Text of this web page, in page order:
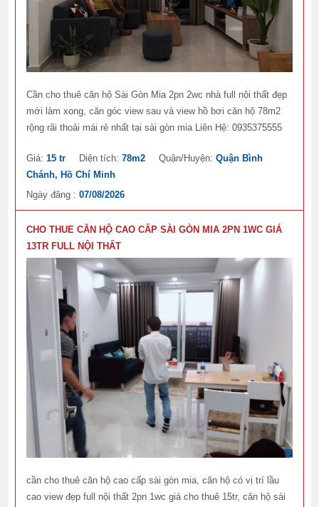
Cần cho thuê căn hộ Sài Gòn Mia 2pn 2wc nhà full nội thất đẹp
mới làm xong, căn góc view sau và view hồ bơi căn hộ 78m2
rộng rãi thoải mái rẻ nhất tại sài gòn mia Liên Hệ: 0935375555
Giá:15 tr Diện tích:78m2 Quận/Huyện:Quận Bình
Chánh, Hồ Chí Minh
Ngày đăng :07/08/2026
CHO THUE CĂN HỘ CAO CẤP SÀI GÒN MIA 2PN 1WC GIÁ
13TR FULL NỘI THẤT
cần cho thuê căn hộ cao cấp sài gòn mia, căn hộ có vị trí lầu
cao view đẹp full nội thất 2pn 1wc giá cho thuê 15tr, căn hộ sài